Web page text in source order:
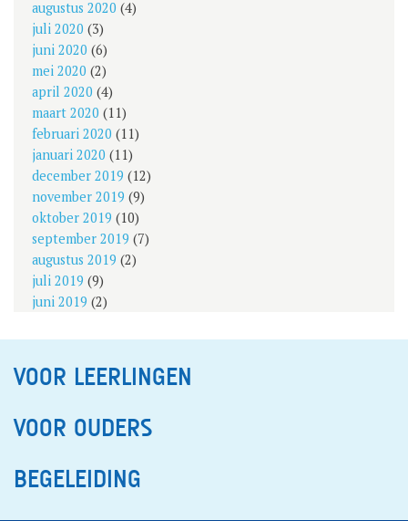
augustus 2020 (4)
juli 2020 (3)
juni 2020 (6)
mei 2020 (2)
april 2020 (4)
maart 2020 (11)
februari 2020 (11)
januari 2020 (11)
december 2019 (12)
november 2019 (9)
oktober 2019 (10)
september 2019 (7)
augustus 2019 (2)
juli 2019 (9)
juni 2019 (2)
VOOR LEERLINGEN
VOOR OUDERS
BEGELEIDING